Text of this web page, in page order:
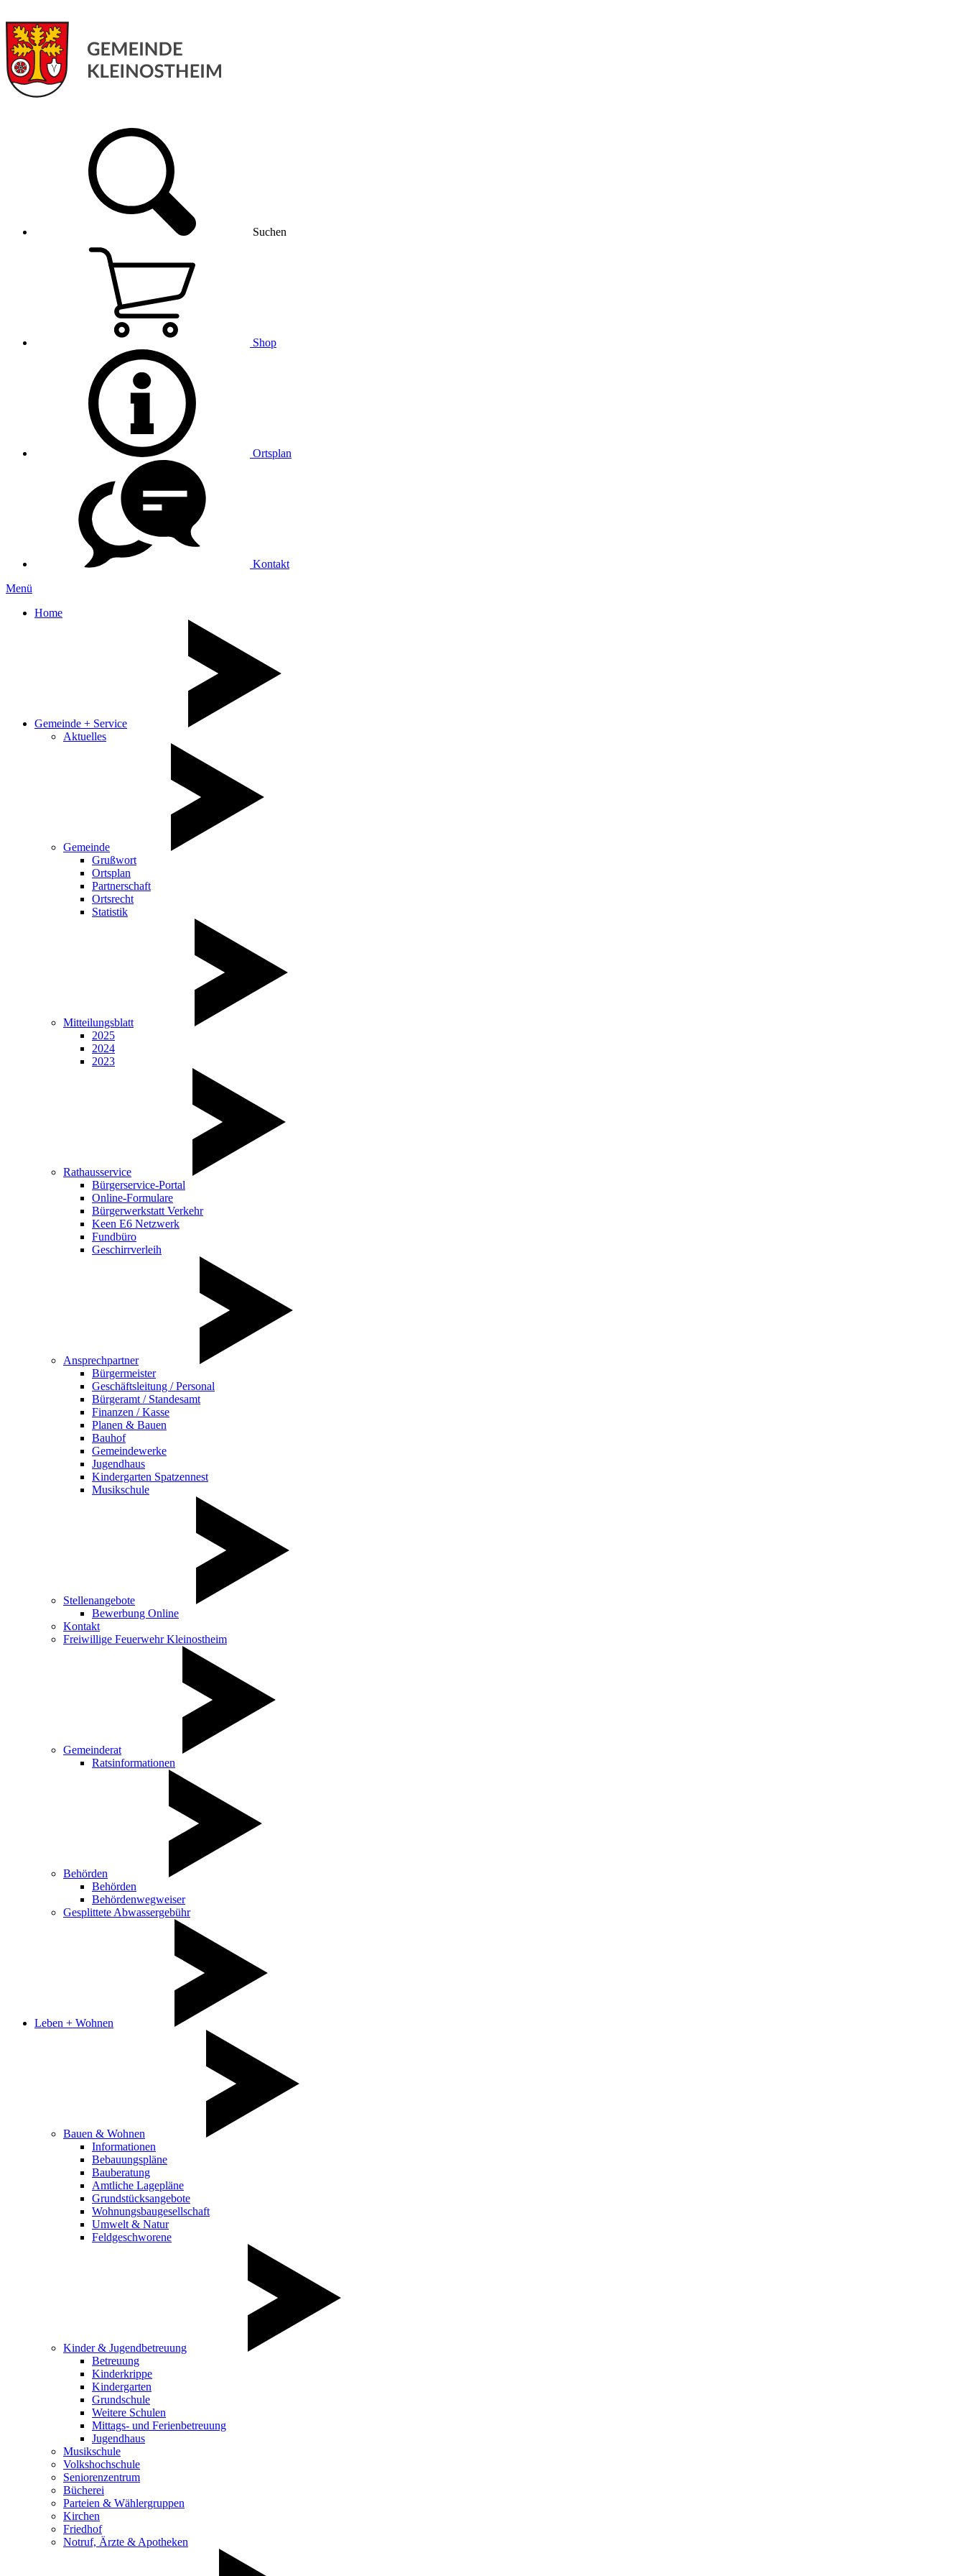
Suchen
Shop
Ortsplan
Kontakt
Menü
Home
Gemeinde + Service
Aktuelles
Gemeinde
Grußwort
Ortsplan
Partnerschaft
Ortsrecht
Statistik
Mitteilungsblatt
2025
2024
2023
Rathausservice
Bürgerservice-Portal
Online-Formulare
Bürgerwerkstatt Verkehr
Keen E6 Netzwerk
Fundbüro
Geschirrverleih
Ansprechpartner
Bürgermeister
Geschäftsleitung / Personal
Bürgeramt / Standesamt
Finanzen / Kasse
Planen & Bauen
Bauhof
Gemeindewerke
Jugendhaus
Kindergarten Spatzennest
Musikschule
Stellenangebote
Bewerbung Online
Kontakt
Freiwillige Feuerwehr Kleinostheim
Gemeinderat
Ratsinformationen
Behörden
Behörden
Behördenwegweiser
Gesplittete Abwassergebühr
Leben + Wohnen
Bauen & Wohnen
Informationen
Bebauungspläne
Bauberatung
Amtliche Lagepläne
Grundstücksangebote
Wohnungsbaugesellschaft
Umwelt & Natur
Feldgeschworene
Kinder & Jugendbetreuung
Betreuung
Kinderkrippe
Kindergarten
Grundschule
Weitere Schulen
Mittags- und Ferienbetreuung
Jugendhaus
Musikschule
Volkshochschule
Seniorenzentrum
Bücherei
Parteien & Wählergruppen
Kirchen
Friedhof
Notruf, Ärzte & Apotheken